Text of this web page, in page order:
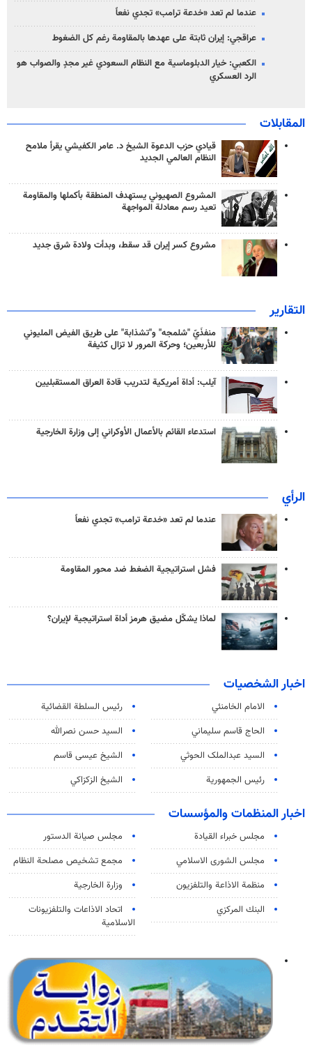
عندما لم تعد «خدعة ترامب» تجدي نفعاً
عراقجي: إيران ثابتة على عهدها بالمقاومة رغم كل الضغوط
الكعبي: خيار الدبلوماسية مع النظام السعودي غير مجدٍ والصواب هو
الرد العسكري
المقابلات
قيادي حزب الدعوة الشيخ د. عامر الكفيشي يقرأ ملامح
النظام العالمي الجديد
المشروع الصهيوني يستهدف المنطقة بأكملها والمقاومة
تعيد رسم معادلة المواجهة
مشروع كسر إيران قد سقط، وبدأت ولادة شرق جديد
التقارير
منفذَيّ "شلمجه" و"تشذابة" على طريق الفيض المليوني
للأربعين؛ وحركة المرور لا تزال كثيفة
آيلب: أداة أمريكية لتدريب قادة العراق المستقبليين
استدعاء القائم بالأعمال الأوكراني إلى وزارة الخارجية
الرأي
عندما لم تعد «خدعة ترامب» تجدي نفعاً
فشل استراتيجية الضغط ضد محور المقاومة
لماذا يشكّل مضيق هرمز أداة استراتيجية لإيران؟
اخبار الشخصيات
الامام الخامنئي
رئیس السلطة القضائیة
الحاج قاسم سليماني
السيد حسن نصرالله
السید عبدالملک الحوثي
الشيخ عيسى قاسم
رئيس الجمهورية
الشيخ الزكزاكي
اخبار المنظمات والمؤسسات
مجلس خبراء القيادة
مجلس صيانة الدستور
مجلس الشورى الاسلامي
مجمع تشخيص مصلحة النظام
منظمة الاذاعة والتلفزیون
وزارة الخارجية
البنك المركزي
اتحاد الاذاعات والتلفزيونات
الاسلامية